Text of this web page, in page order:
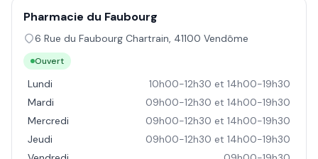
Pharmacie du Faubourg
6 Rue du Faubourg Chartrain, 41100 Vendôme
Ouvert
Lundi
10h00-12h30 et 14h00-19h30
Mardi
09h00-12h30 et 14h00-19h30
Mercredi
09h00-12h30 et 14h00-19h30
Jeudi
09h00-12h30 et 14h00-19h30